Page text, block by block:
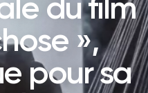
du film
»,
pour sa